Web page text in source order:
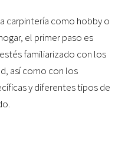
carpintería como hobby o
el primer paso es
familiarizado con los
así como con los
y diferentes tipos de